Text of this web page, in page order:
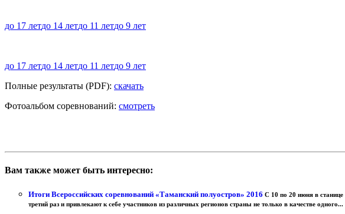
до 17 летдо 14 летдо 11 летдо 9 лет
до 17 летдо 14 летдо 11 летдо 9 лет
Полные результаты (PDF): скачать
Фотоальбом соревнований: смотреть
Вам также может быть интересно:
Итоги Всероссийских соревнований «Таманский полуостров» 2016 С 10 по 20 июня в станице
третий раз и привлекают к себе участников из различных регионов страны не только в качестве одного...